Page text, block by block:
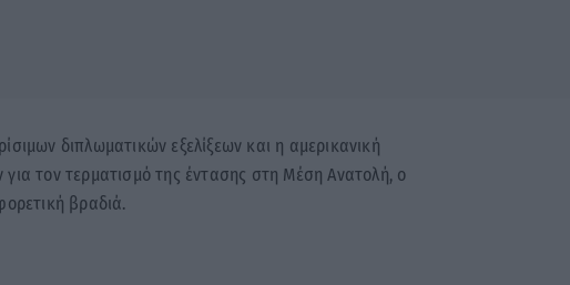
διπλωματικών εξελίξεων και η αμερικανική
τον τερματισμό της έντασης στη Μέση Ανατολή, ο
βραδιά.